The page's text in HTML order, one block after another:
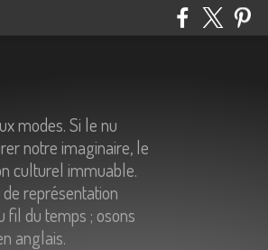
modes. Si le nu
notre imaginaire, le
culturel immuable.
représentation
fil du temps ; osons
anglais.